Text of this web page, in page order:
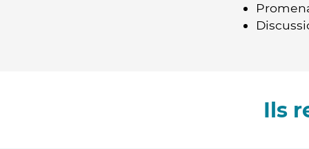
Ils